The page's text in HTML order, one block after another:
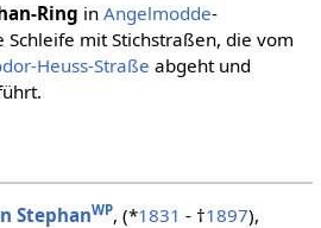
Ring in Angelmodde-
mit Stichstraßen, die vom
Heuss-Straße abgeht und
StephanWP, (*1831 - †1897),